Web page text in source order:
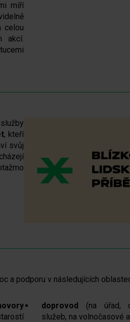
míří
celou
akcí.
, kteří
svůj
a podporu v následujících
doprovod (na úřad,
služeb, na volnočasové